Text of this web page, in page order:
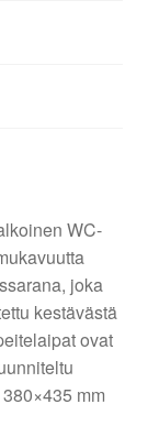
WC-
joka
kestävästä
ovat
mm